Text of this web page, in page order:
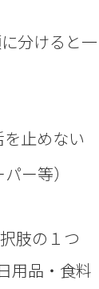
分けると一
を止めない
ー等）
肢の１つ
用品・食料